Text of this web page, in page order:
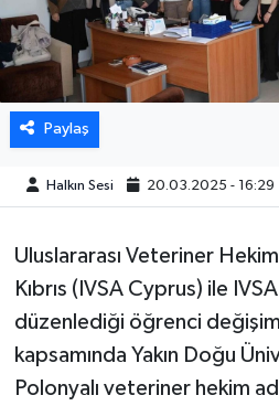
Paylaş
Halkın Sesi 20.03.2025 - 16:29
Uluslararası Veteriner
Kıbrıs (IVSA Cyprus) ile
düzenlediği öğrenci
kapsamında Yakın Doğu
Polonyalı veteriner hekim